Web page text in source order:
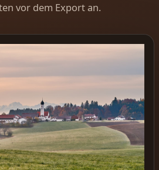
vor dem Export an.